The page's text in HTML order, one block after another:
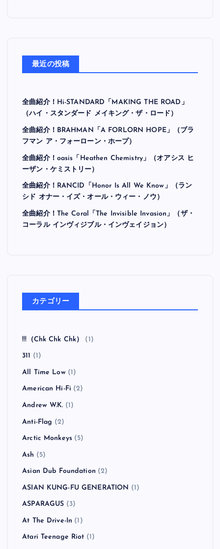
最近の投稿
全曲紹介！Hi-STANDARD「MAKING THE ROAD」
（ハイ・スタンダード メイキング・ザ・ロード）
全曲紹介！BRAHMAN「A FORLORN HOPE」（ブラ
フマン ア・フォーローン・ホープ）
全曲紹介！oasis「Heathen Chemistry」（オアシス ヒ
ーザン・ケミストリー）
全曲紹介！RANCID「Honor Is All We Know」（ラン
シド オナー・イズ・オール・ウィー・ノウ）
全曲紹介！The Coral「The Invisible Invasion」（ザ・
コーラル インヴィジブル・インヴェイジョン）
カテゴリー
!!!（Chk Chk Chk） (1)
311 (1)
All Time Low(1)
American Hi-Fi (2)
Andrew W.K. (1)
Anti-Flag (2)
Arctic Monkeys (5)
Ash (5)
Asian Dub Foundation (2)
ASIAN KUNG-FU GENERATION (1)
ASPARAGUS (3)
At The Drive-In (1)
Atari Teenage Riot (1)